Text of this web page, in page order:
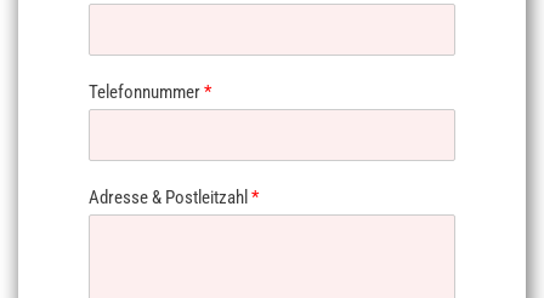
Telefonnummer*
Adresse & Postleitzahl *